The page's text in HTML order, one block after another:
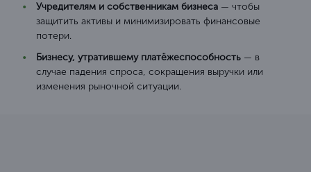
Учредителям и собственникам бизнеса — чтобы
защитить активы и минимизировать финансовые
потери.
Бизнесу, утратившему платёжеспособность — в
случае падения спроса, сокращения выручки или
изменения рыночной ситуации.